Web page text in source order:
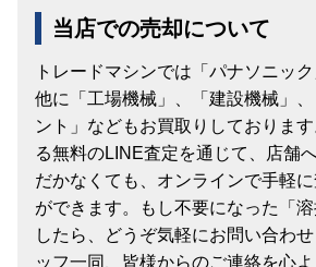
当店での売却について
トレードマシンでは「パナソニッ
他に「工場機械」、「建設機械」
ント」などもお買取りしておりま
る無料のLINE査定を通じて、店舗
だかなくても、オンラインで手軽
ができます。もし不要になった「
したら、どうぞ気軽にお問い合わ
ッフ一同、皆様からのご連絡を心